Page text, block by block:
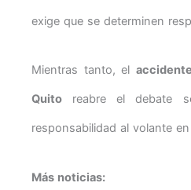
exige que se determinen
Mientras tanto, el
Quito reabre el debate
responsabilidad al volante
Más noticias: